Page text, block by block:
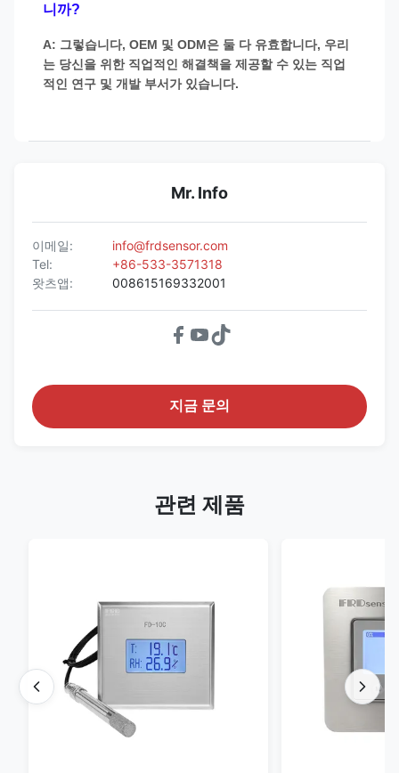
니까?
A: 그렇습니다, OEM 및 ODM은 둘 다 유효합니다, 우리
는 당신을 위한 직업적인 해결책을 제공할 수 있는 직업
적인 연구 및 개발 부서가 있습니다.
Mr. Info
이메일:
info@frdsensor.com
Tel:
+86-533-3571318
왓츠앱:
008615169332001
지금 문의
관련 제품